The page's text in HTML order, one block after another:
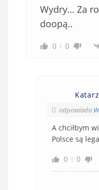
Wydry… Za
doopą..
0 0
odpowiada
A chciłbym
Polsce są
0 0